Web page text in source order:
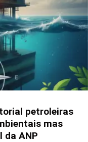
petroleiras
mas
da ANP